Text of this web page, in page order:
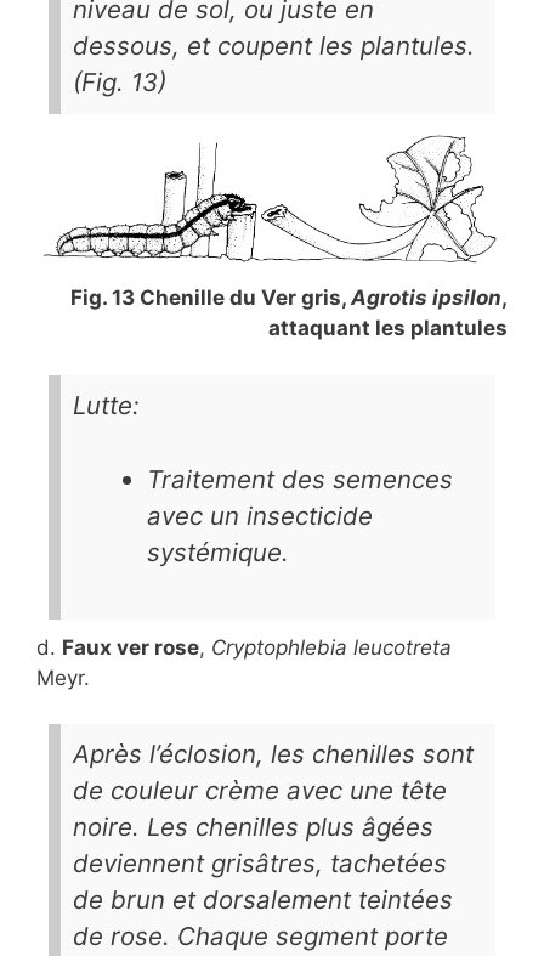
niveau de sol, ou juste en
dessous, et coupent les plantules.
(Fig. 13)
Fig. 13 Chenille du Ver gris,Agrotis ipsilon,
attaquant les plantules
Lutte:
Traitement des semences
avec un insecticide
systémique.
d. Faux ver rose, Cryptophlebia leucotreta
Meyr.
Après l’éclosion, les chenilles sont
de couleur crème avec une tête
noire. Les chenilles plus âgées
deviennent grisâtres, tachetées
de brun et dorsalement teintées
de rose. Chaque segment porte